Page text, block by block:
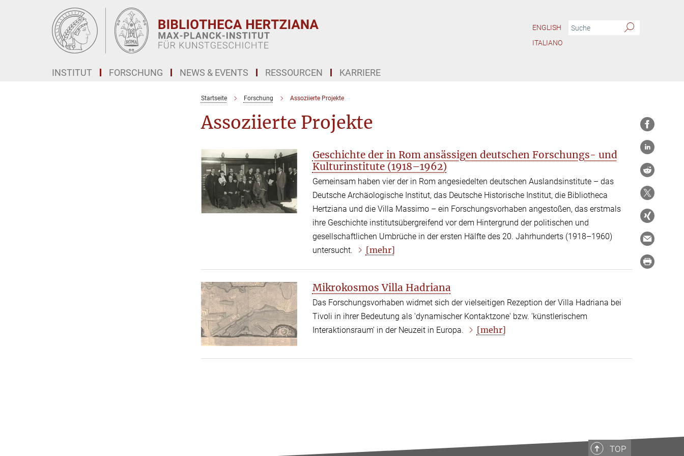
ENGLISH
ITALIANO
INSTITUT FORSCHUNG NEWS & EVENTS RESSOURCEN KARRIERE
Startseite Forschung Assoziierte Projekte
Assoziierte Projekte
Geschichte der in Rom ansässigen deutschen Forschungs- und
Kulturinstitute (1918–1962)
Gemeinsam haben vier der in Rom angesiedelten deutschen Auslandsinstitute – das
Deutsche Archäologische Institut, das Deutsche Historische Institut, die Bibliotheca
Hertziana und die Villa Massimo – ein Forschungsvorhaben angestoßen, das erstmals
ihre Geschichte institutsübergreifend vor dem Hintergrund der politischen und
gesellschaftlichen Umbrüche in der ersten Hälfte des 20. Jahrhunderts (1918–1960)
untersucht.
[mehr]
Mikrokosmos Villa Hadriana
Das Forschungsvorhaben widmet sich der vielseitigen Rezeption der Villa Hadriana bei
Tivoli in ihrer Bedeutung als 'dynamischer Kontaktzone' bzw. 'künstlerischem
Interaktionsraum' in der Neuzeit in Europa.
[mehr]
TOP